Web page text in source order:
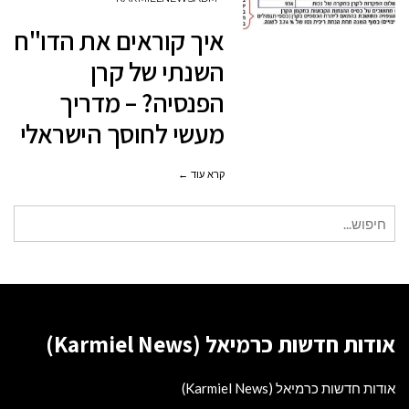
הדו"ח
השנתי
של
איך קוראים את הדו"ח
השנתי של קרן
הפנסיה? – מדריך
מעשי לחוסך הישראלי
קרא עוד ←
עבור:
אודות חדשות כרמיאל (Karmiel News)
אודות חדשות כרמיאל (Karmiel News)